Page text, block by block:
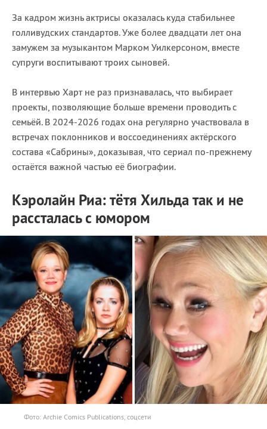
За кадром жизнь актрисы оказалась куда стабильнее
голливудских стандартов. Уже более двадцати лет она
замужем за музыкантом Марком Уилкерсоном, вместе
супруги воспитывают троих сыновей.
В интервью Харт не раз признавалась, что выбирает
проекты, позволяющие больше времени проводить с
семьёй. В 2024-2026 годах она регулярно участвовала в
встречах поклонников и воссоединениях актёрского
состава «Сабрины», доказывая, что сериал по-прежнему
остаётся важной частью её биографии.
Кэролайн Риа: тётя Хильда так и не
рассталась с юмором
Фото: Archie Comics Publications, соцсети